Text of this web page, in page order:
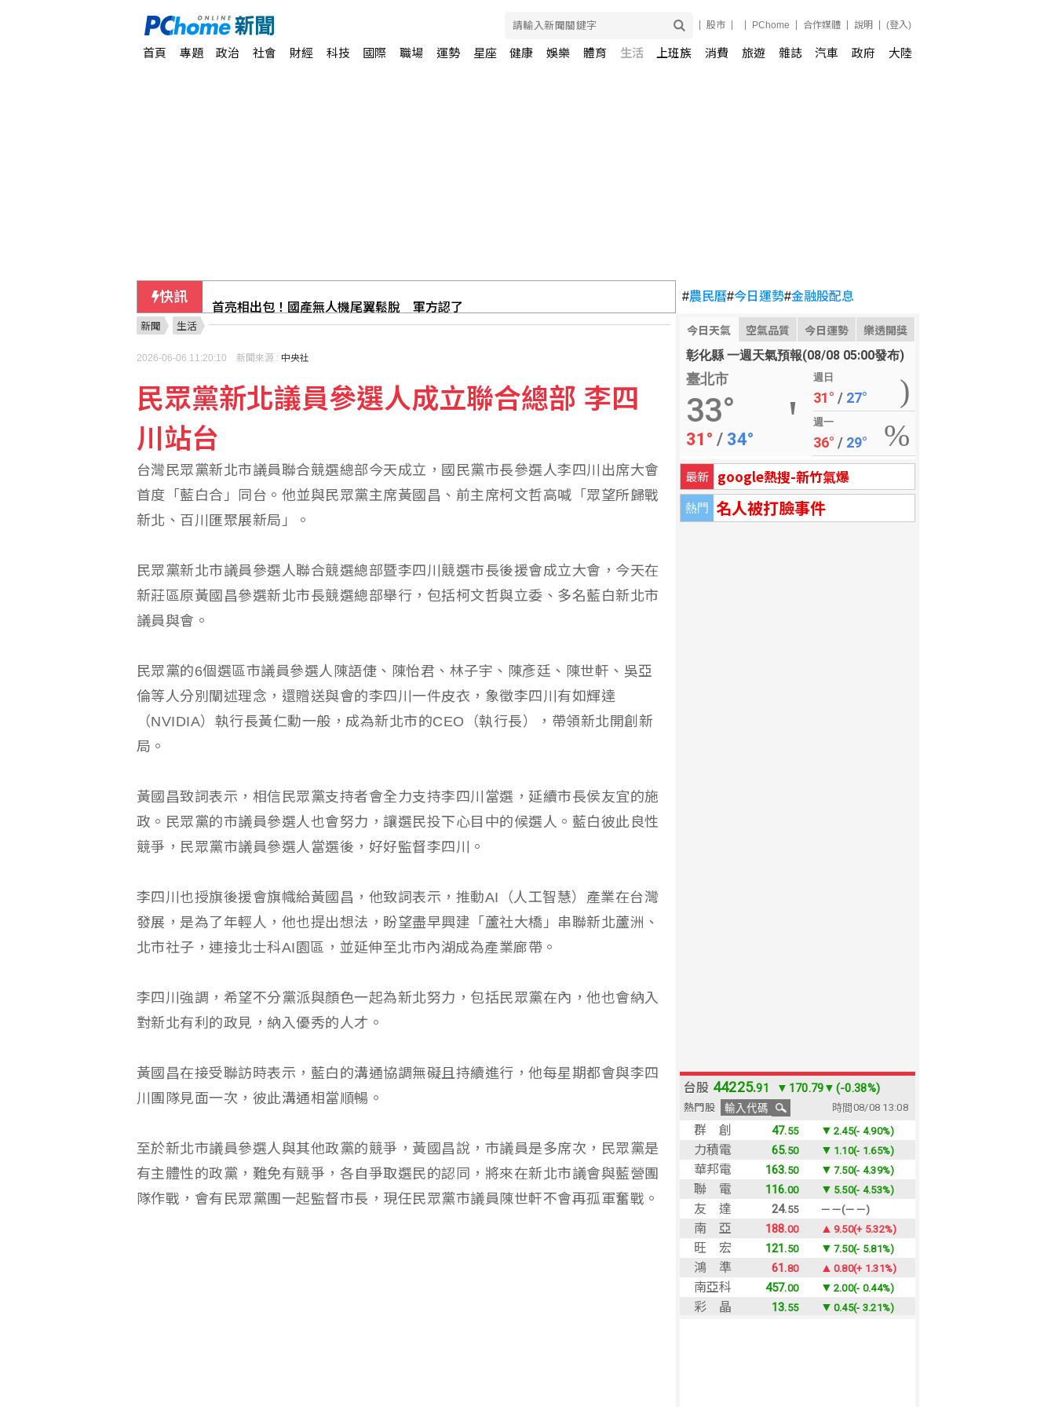
股市 PChome 合作媒體 說明 (登入)
首頁 專題 政治 社會 財經 科技 國際 職場 運勢 星座 健康 娛樂 體育 生活 上班族 消費 旅遊 雜誌 汽車 政府 大陸
快訊
出席竹市活動被指行政不中立 柯文哲：未政治宣傳
賴總統視導海軍漢光演習濱海打擊 無人機秀攻擊力
#農民曆#今日運勢#金融股配息
今日天氣 空氣品質 今日運勢 樂透開獎
彰化縣 一週天氣預報(08/08 05:00發布)
臺北市
33°
31° / 34°
週日
31° / 27°
週一
36° / 29°
最新 google熱搜-新竹氣爆
熱門 名人被打臉事件
新聞 生活
2026-06-06 11:20:10 新聞來源 : 中央社
民眾黨新北議員參選人成立聯合總部 李四
川站台
台灣民眾黨新北市議員聯合競選總部今天成立，國民黨市長參選人李四川出席大會
首度「藍白合」同台。他並與民眾黨主席黃國昌、前主席柯文哲高喊「眾望所歸戰
新北、百川匯聚展新局」。
民眾黨新北市議員參選人聯合競選總部暨李四川競選市長後援會成立大會，今天在
新莊區原黃國昌參選新北市長競選總部舉行，包括柯文哲與立委、多名藍白新北市
議員與會。
民眾黨的6個選區市議員參選人陳語倢、陳怡君、林子宇、陳彥廷、陳世軒、吳亞
倫等人分別闡述理念，還贈送與會的李四川一件皮衣，象徵李四川有如輝達
（NVIDIA）執行長黃仁勳一般，成為新北市的CEO（執行長），帶領新北開創新
局。
黃國昌致詞表示，相信民眾黨支持者會全力支持李四川當選，延續市長侯友宜的施
政。民眾黨的市議員參選人也會努力，讓選民投下心目中的候選人。藍白彼此良性
競爭，民眾黨市議員參選人當選後，好好監督李四川。
李四川也授旗後援會旗幟給黃國昌，他致詞表示，推動AI（人工智慧）產業在台灣
發展，是為了年輕人，他也提出想法，盼望盡早興建「蘆社大橋」串聯新北蘆洲、
北市社子，連接北士科AI園區，並延伸至北市內湖成為產業廊帶。
李四川強調，希望不分黨派與顏色一起為新北努力，包括民眾黨在內，他也會納入
對新北有利的政見，納入優秀的人才。
黃國昌在接受聯訪時表示，藍白的溝通協調無礙且持續進行，他每星期都會與李四
川團隊見面一次，彼此溝通相當順暢。
至於新北市議員參選人與其他政黨的競爭，黃國昌說，市議員是多席次，民眾黨是
有主體性的政黨，難免有競爭，各自爭取選民的認同，將來在新北市議會與藍營團
隊作戰，會有民眾黨團一起監督市長，現任民眾黨市議員陳世軒不會再孤軍奮戰。